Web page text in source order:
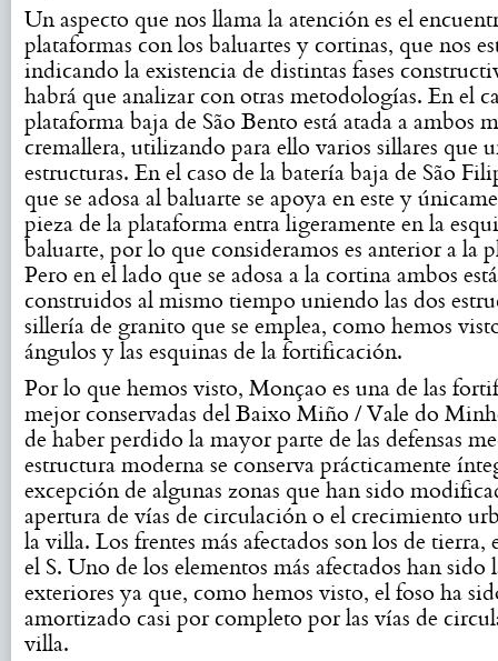
Un aspecto que nos llama la atención es el
plataformas con los baluartes y cortinas, que nos
indicando la existencia de distintas fases
habrá que analizar con otras metodologías. En el
plataforma baja de São Bento está atada a ambos
cremallera, utilizando para ello varios sillares que
estructuras. En el caso de la batería baja de São
que se adosa al baluarte se apoya en este y
pieza de la plataforma entra ligeramente en la
baluarte, por lo que consideramos es anterior a la
Pero en el lado que se adosa a la cortina ambos
construidos al mismo tiempo uniendo las dos
sillería de granito que se emplea, como hemos
ángulos y las esquinas de la fortificación.
Por lo que hemos visto, Monçao es una de las
mejor conservadas del Baixo Miño / Vale do
de haber perdido la mayor parte de las defensas
estructura moderna se conserva prácticamente
excepción de algunas zonas que han sido
apertura de vías de circulación o el crecimiento
la villa. Los frentes más afectados son los de tierra,
el S. Uno de los elementos más afectados han sido
exteriores ya que, como hemos visto, el foso ha
amortizado casi por completo por las vías de
villa.